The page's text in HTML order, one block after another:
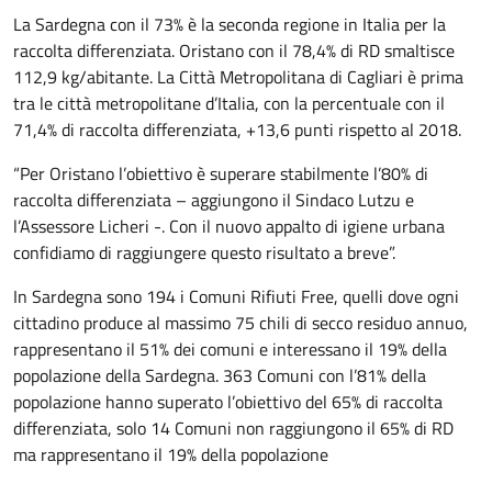
La Sardegna con il 73% è la seconda regione in Italia per la
raccolta differenziata. Oristano con il 78,4% di RD smaltisce
112,9 kg/abitante. La Città Metropolitana di Cagliari è prima
tra le città metropolitane d’Italia, con la percentuale con il
71,4% di raccolta differenziata, +13,6 punti rispetto al 2018.
“Per Oristano l’obiettivo è superare stabilmente l’80% di
raccolta differenziata – aggiungono il Sindaco Lutzu e
l’Assessore Licheri -. Con il nuovo appalto di igiene urbana
confidiamo di raggiungere questo risultato a breve”.
In Sardegna sono 194 i Comuni Rifiuti Free, quelli dove ogni
cittadino produce al massimo 75 chili di secco residuo annuo,
rappresentano il 51% dei comuni e interessano il 19% della
popolazione della Sardegna. 363 Comuni con l’81% della
popolazione hanno superato l’obiettivo del 65% di raccolta
differenziata, solo 14 Comuni non raggiungono il 65% di RD
ma rappresentano il 19% della popolazione